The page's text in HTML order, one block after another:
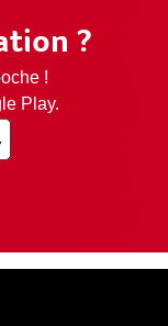
?
!
Play.